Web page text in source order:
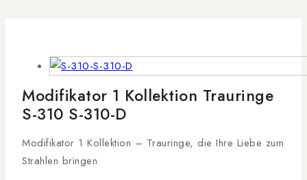
Modifikator 1 Kollektion Trauringe
S-310 S-310-D
Modifikator 1 Kollektion – Trauringe, die Ihre Liebe zum
Strahlen bringen